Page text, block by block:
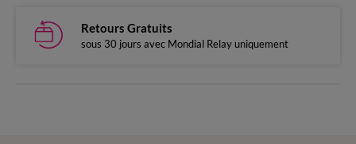
Retours Gratuits
sous 30 jours avec Mondial Relay uniquement